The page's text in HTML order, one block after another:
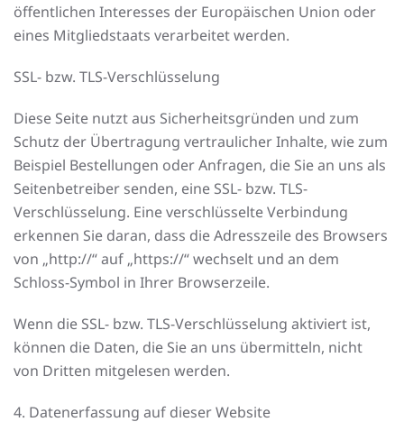
öffentlichen Interesses der Europäischen Union oder
eines Mitgliedstaats verarbeitet werden.
SSL- bzw. TLS-Verschlüsselung
Diese Seite nutzt aus Sicherheitsgründen und zum
Schutz der Übertragung vertraulicher Inhalte, wie zum
Beispiel Bestellungen oder Anfragen, die Sie an uns als
Seitenbetreiber senden, eine SSL- bzw. TLS-
Verschlüsselung. Eine verschlüsselte Verbindung
erkennen Sie daran, dass die Adresszeile des Browsers
von „http://“ auf „https://“ wechselt und an dem
Schloss-Symbol in Ihrer Browserzeile.
Wenn die SSL- bzw. TLS-Verschlüsselung aktiviert ist,
können die Daten, die Sie an uns übermitteln, nicht
von Dritten mitgelesen werden.
4. Datenerfassung auf dieser Website